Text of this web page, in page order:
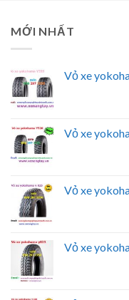
MỚI NHẤT
Vỏ xe
Vỏ xe
Vỏ xe
Vỏ xe